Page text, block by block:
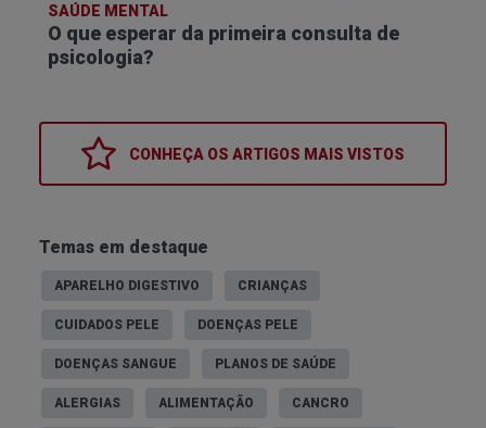
SAÚDE MENTAL
O que esperar da primeira consulta de
psicologia?
CONHEÇA OS ARTIGOS MAIS VISTOS
Temas em destaque
APARELHO DIGESTIVO CRIANÇAS
CUIDADOS PELE DOENÇAS PELE
DOENÇAS SANGUE PLANOS DE SAÚDE
ALERGIAS ALIMENTAÇÃO CANCRO